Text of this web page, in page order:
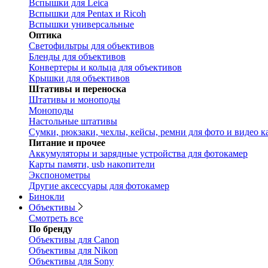
Вспышки для Leica
Вспышки для Pentax и Ricoh
Вспышки универсальные
Оптика
Светофильтры для объективов
Бленды для объективов
Конвертеры и кольца для объективов
Крышки для объективов
Штативы и переноска
Штативы и моноподы
Моноподы
Настольные штативы
Сумки, рюкзаки, чехлы, кейсы, ремни для фото и видео
Питание и прочее
Аккумуляторы и зарядные устройства для фотокамер
Карты памяти, usb накопители
Экспонометры
Другие аксессуары для фотокамер
Бинокли
Объективы
Смотреть все
По бренду
Объективы для Canon
Объективы для Nikon
Объективы для Sony